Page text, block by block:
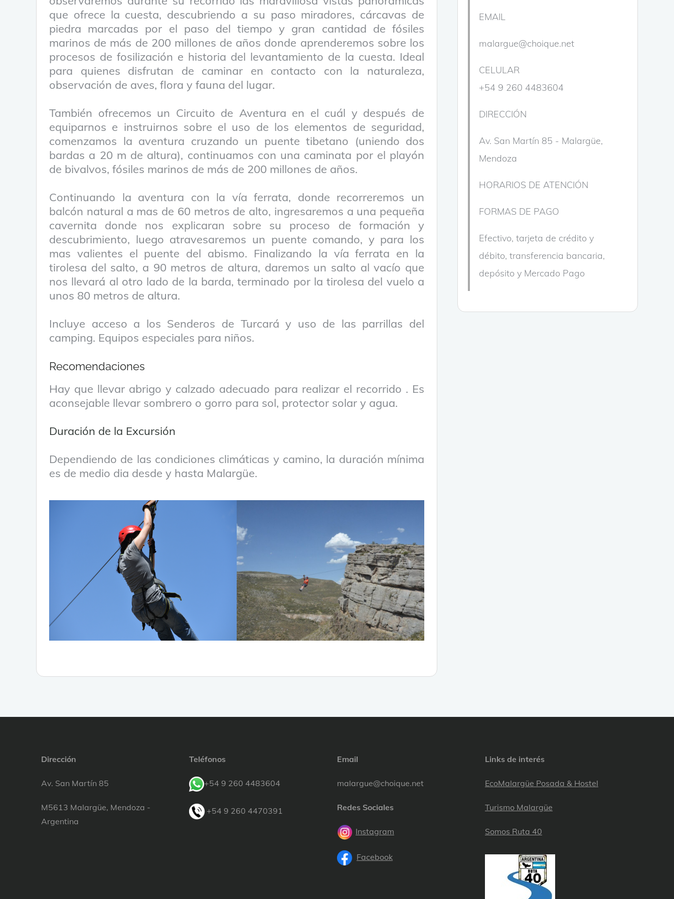
que ofrece la cuesta, descubriendo a su paso miradores, cárcavas de
piedra marcadas por el paso del tiempo y gran cantidad de fósiles
marinos de más de 200 millones de años donde aprenderemos sobre los
procesos de fosilización e historia del levantamiento de la cuesta. Ideal
para quienes disfrutan de caminar en contacto con la naturaleza,
observación de aves, flora y fauna del lugar.
También ofrecemos un Circuito de Aventura en el cuál y después de
equiparnos e instruirnos sobre el uso de los elementos de seguridad,
comenzamos la aventura cruzando un puente tibetano (uniendo dos
bardas a 20 m de altura), continuamos con una caminata por el playón
de bivalvos, fósiles marinos de más de 200 millones de años.
Continuando la aventura con la vía ferrata, donde recorreremos un
balcón natural a mas de 60 metros de alto, ingresaremos a una pequeña
cavernita donde nos explicaran sobre su proceso de formación y
descubrimiento, luego atravesaremos un puente comando, y para los
mas valientes el puente del abismo. Finalizando la vía ferrata en la
tirolesa del salto, a 90 metros de altura, daremos un salto al vacío que
nos llevará al otro lado de la barda, terminado por la tirolesa del vuelo a
unos 80 metros de altura.
Incluye acceso a los Senderos de Turcará y uso de las parrillas del
camping. Equipos especiales para niños.
Recomendaciones
Hay que llevar abrigo y calzado adecuado para realizar el recorrido . Es
aconsejable llevar sombrero o gorro para sol, protector solar y agua.
Duración de la Excursión
Dependiendo de las condiciones climáticas y camino, la duración mínima
es de medio dia desde y hasta Malargüe.
EMAIL
malargue@choique.net
CELULAR
+54 9 260 4483604
DIRECCIÓN
Av. San Martín 85 - Malargüe,
Mendoza
HORARIOS DE ATENCIÓN
FORMAS DE PAGO
Efectivo, tarjeta de crédito y
débito, transferencia bancaria,
depósito y Mercado Pago
Dirección
Av. San Martín 85
M5613 Malargüe, Mendoza -
Argentina
Teléfonos
+54 9 260 4483604
+54 9 260 4470391
Email
malargue@choique.net
Redes Sociales
Instagram
Facebook
Links de interés
EcoMalargüe Posada & Hostel
Turismo Malargüe
Somos Ruta 40